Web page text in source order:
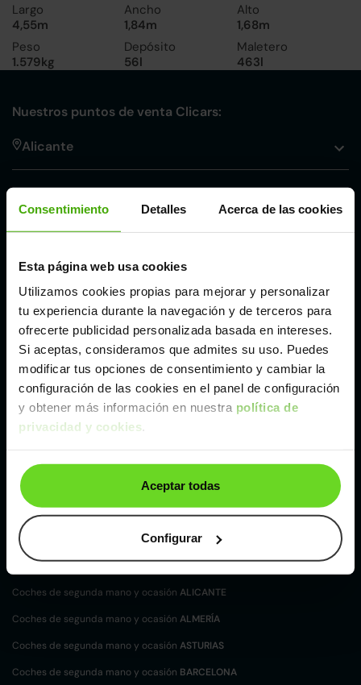
Consentimiento Detalles Acerca de las cookies
Esta página web usa cookies
Utilizamos cookies propias para mejorar y personalizar
tu experiencia durante la navegación y de terceros para
ofrecerte publicidad personalizada basada en intereses.
Si aceptas, consideramos que admites su uso. Puedes
modificar tus opciones de consentimiento y cambiar la
configuración de las cookies en el panel de configuración
y obtener más información en nuestra política de
privacidad y cookies.
Aceptar todas
Configurar
Largo
4,55m
Ancho
1,84m
Alto
1,68m
Peso
1.579kg
Depósito
56l
Maletero
463l
Nuestros puntos de venta Clicars:
Alicante
Málaga
Valencia
Zaragoza
Mazda CX-5 de segunda mano y ocasión
Coches desegunda mano y ocasión por
localización
Coches de segunda mano y ocasiónALBACETE
Coches de segunda mano y ocasión ALICANTE
Coches de segunda mano y ocasión ALMERÍA
Coches de segunda mano y ocasión ASTURIAS
Coches de segunda mano y ocasión BARCELONA